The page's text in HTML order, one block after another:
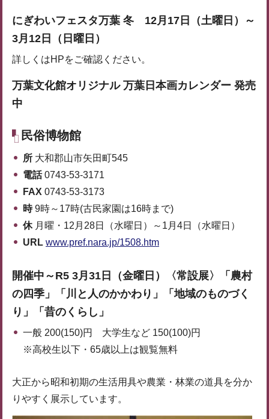
にぎわいフェスタ万葉 冬 12月17日（土曜日）～
3月12日（日曜日）
詳しくはHPをご確認ください。
万葉文化館オリジナル 万葉日本画カレンダー 発売
中
民俗博物館
所 大和郡山市矢田町545
電話0743-53-3171
FAX 0743-53-3173
時9時～17時(古民家園は16時まで)
休 月曜・12月28日（水曜日）～1月4日（水曜日）
URL www.pref.nara.jp/1508.htm
開催中～R5 3月31日（金曜日）
〈常設展〉「農村
の四季」「川と人のかかわり」「地域のものづく
り」「昔のくらし」
一般 200(150)円 大学生など 150(100)円
※高校生以下・65歳以上は観覧無料
大正から昭和初期の生活用具や農業・林業の道具を分か
りやすく展示しています。